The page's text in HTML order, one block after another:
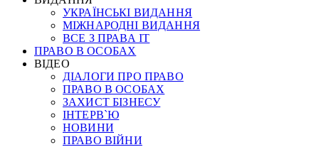
УКРАЇНСЬКІ ВИДАННЯ
МІЖНАРОДНІ ВИДАННЯ
ВСЕ З ПРАВА ІТ
ПРАВО В ОСОБАХ
ВІДЕО
ДІАЛОГИ ПРО ПРАВО
ПРАВО В ОСОБАХ
ЗАХИСТ БІЗНЕСУ
ІНТЕРВ`Ю
НОВИНИ
ПРАВО ВІЙНИ